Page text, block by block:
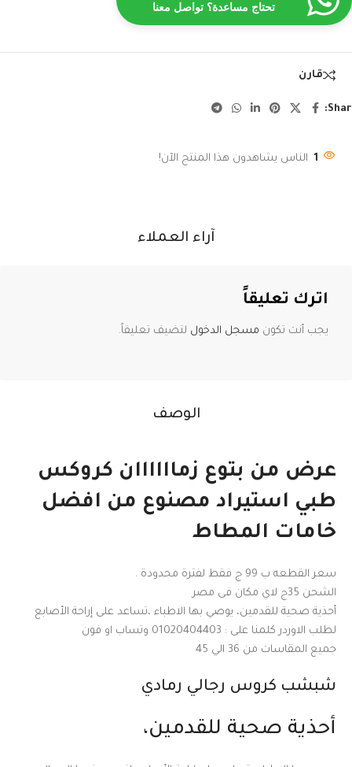
تحتاج مساعدة؟ تواصل معنا
قارن
1 الناس يشاهدون هذا المنتج الآن!
الوصف
عرض من بتوع زماااااان كروكس
طبي استيراد مصنوع من افضل
خامات المطاط
سعر القطعه ب 99 ج فقط لفترة محدودة .
الشحن 35ج لاي مكان فى مصر
أحذية صحية للقدمين، يوصي بها الاطباء ،تساعد على إراحة الأصابع
لطلب الاوردر كلمنا على : 01020404403 وتساب او فون
جميع المقاسات من 36 الي 45
شبشب كروس رجالي رمادي
أحذية صحية للقدمين،
آراء العملاء
اترك تعليقاً
يجب أنت تكون مسجل الدخول لتضيف تعليقاً.